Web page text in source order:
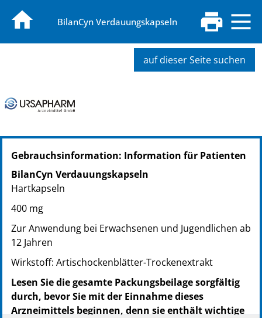
BilanCyn Verdauungskapseln
auf dieser Seite suchen
PZN: 17536584
PPN: 111753658437
PZN: 17536590
PPN: 111753659003
PPN: 111753660921
Gebrauchsinformation: Information für Patienten
BilanCyn Verdauungskapseln
Hartkapseln
400 mg
Zur Anwendung bei Erwachsenen und Jugendlichen ab
12 Jahren
Wirkstoff: Artischockenblätter-Trockenextrakt
Lesen Sie die gesamte Packungsbeilage sorgfältig
durch, bevor Sie mit der Einnahme dieses
Arzneimittels beginnen, denn sie enthält wichtige